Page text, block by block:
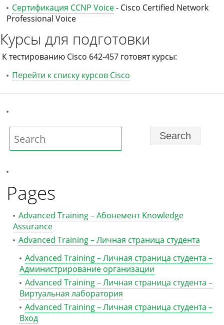
Сертификация CCNP Voice- Cisco Certified Network
Professional Voice
Курсы для подготовки
К тестированию Cisco 642-457 готовят курсы:
Перейти к списку курсов Cisco
Pages
Advanced Training – Абонемент Knowledge
Assurance
Advanced Training – Личная страница студента
Advanced Training – Личная страница студента –
Администрирование организации
Advanced Training – Личная страница студента –
Виртуальная лаборатория
Advanced Training – Личная страница студента –
Вход